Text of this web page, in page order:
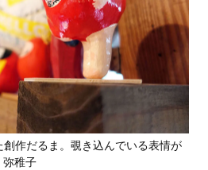
作だるま。覗き込んでいる表情が
弥稚子